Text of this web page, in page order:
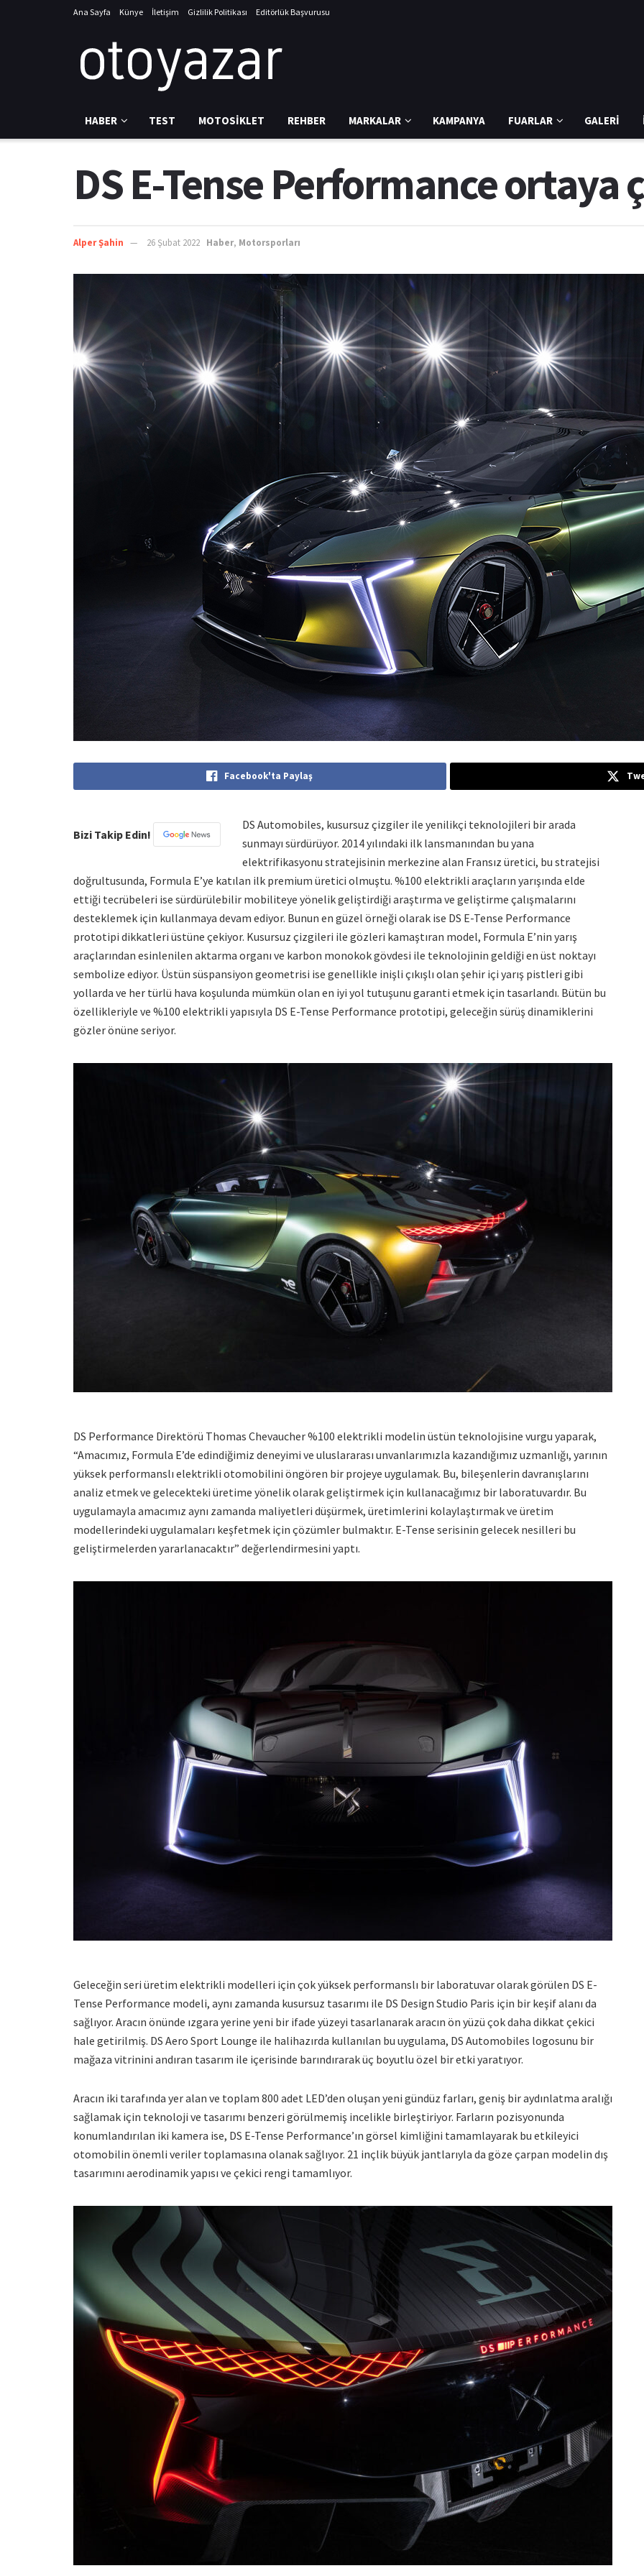
Ana Sayfa Künye İletişim Gizlilik Politikası Editörlük Başvurusu
HABER TEST MOTOSIKLET REHBER MARKALAR KAMPANYA FUARLAR GALERI
DS E-Tense Performance ortaya
Alper Şahin 26 Şubat 2022 Haber, Motorsporları
Facebook'ta Paylaş
Bizi Takip Edin!
DS Automobiles, kusursuz çizgiler ile yenilikçi teknolojileri bir arada
sunmayı sürdürüyor. 2014 yılındaki ilk lansmanından bu yana
elektrifikasyonu stratejisinin merkezine alan Fransız üretici, bu stratejisi
doğrultusunda, Formula E’ye katılan ilk premium üretici olmuştu. %100 elektrikli araçların yarışında elde
ettiği tecrübeleri ise sürdürülebilir mobiliteye yönelik geliştirdiği araştırma ve geliştirme çalışmalarını
desteklemek için kullanmaya devam ediyor. Bunun en güzel örneği olarak ise DS E-Tense Performance
prototipi dikkatleri üstüne çekiyor. Kusursuz çizgileri ile gözleri kamaştıran model, Formula E’nin yarış
araçlarından esinlenilen aktarma organı ve karbon monokok gövdesi ile teknolojinin geldiği en üst noktayı
sembolize ediyor. Üstün süspansiyon geometrisi ise genellikle inişli çıkışlı olan şehir içi yarış pistleri gibi
yollarda ve her türlü hava koşulunda mümkün olan en iyi yol tutuşunu garanti etmek için tasarlandı. Bütün bu
özellikleriyle ve %100 elektrikli yapısıyla DS E-Tense Performance prototipi, geleceğin sürüş dinamiklerini
gözler önüne seriyor.
DS Performance Direktörü Thomas Chevaucher %100 elektrikli modelin üstün teknolojisine vurgu yaparak,
“Amacımız, Formula E’de edindiğimiz deneyimi ve uluslararası unvanlarımızla kazandığımız uzmanlığı, yarının
yüksek performanslı elektrikli otomobilini öngören bir projeye uygulamak. Bu, bileşenlerin davranışlarını
analiz etmek ve gelecekteki üretime yönelik olarak geliştirmek için kullanacağımız bir laboratuvardır. Bu
uygulamayla amacımız aynı zamanda maliyetleri düşürmek, üretimlerini kolaylaştırmak ve üretim
modellerindeki uygulamaları keşfetmek için çözümler bulmaktır. E-Tense serisinin gelecek nesilleri bu
geliştirmelerden yararlanacaktır” değerlendirmesini yaptı.
Geleceğin seri üretim elektrikli modelleri için çok yüksek performanslı bir laboratuvar olarak görülen DS E-
Tense Performance modeli, aynı zamanda kusursuz tasarımı ile DS Design Studio Paris için bir keşif alanı da
sağlıyor. Aracın önünde ızgara yerine yeni bir ifade yüzeyi tasarlanarak aracın ön yüzü çok daha dikkat çekici
hale getirilmiş. DS Aero Sport Lounge ile halihazırda kullanılan bu uygulama, DS Automobiles logosunu bir
mağaza vitrinini andıran tasarım ile içerisinde barındırarak üç boyutlu özel bir etki yaratıyor.
Aracın iki tarafında yer alan ve toplam 800 adet LED’den oluşan yeni gündüz farları, geniş bir aydınlatma aralığı
sağlamak için teknoloji ve tasarımı benzeri görülmemiş incelikle birleştiriyor. Farların pozisyonunda
konumlandırılan iki kamera ise, DS E-Tense Performance’ın görsel kimliğini tamamlayarak bu etkileyici
otomobilin önemli veriler toplamasına olanak sağlıyor. 21 inçlik büyük jantlarıyla da göze çarpan modelin dış
tasarımını aerodinamik yapısı ve çekici rengi tamamlıyor.